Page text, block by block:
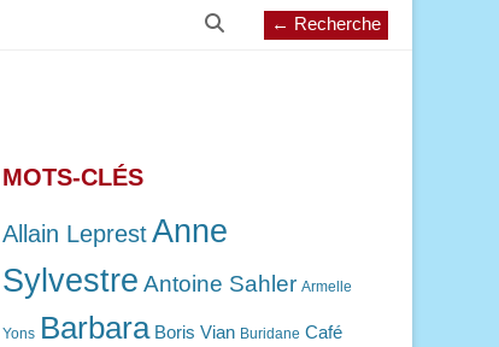
← Recherche
Recherche
MOTS-CLÉS
Allain LeprestAnne
Sylvestre Antoine Sahler Armelle
Yons Barbara Boris Vian Buridane Café